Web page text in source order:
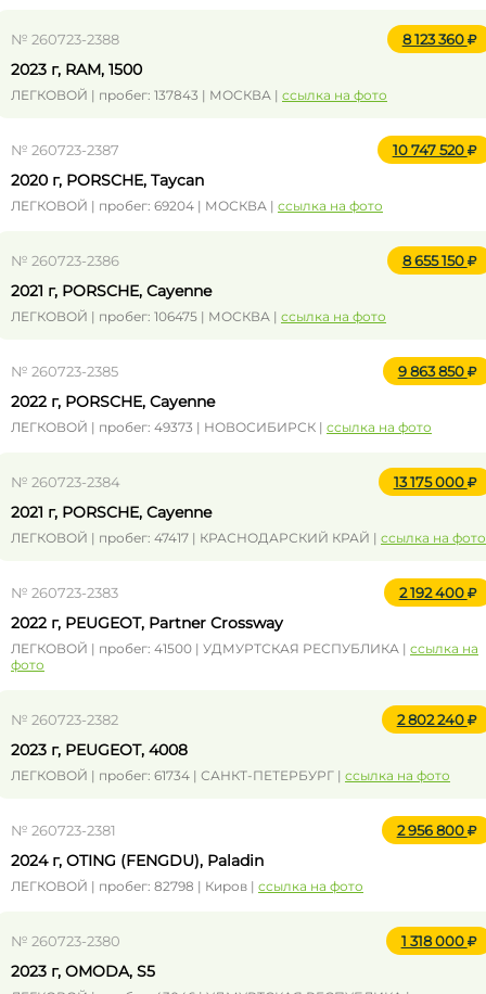
№ 260723-2388 8 123 360
2023 г, RAM, 1500
ЛЕГКОВОЙ | пробег: 137843 | МОСКВА | ссылка на фото
№ 260723-2387 10 747 520
2020 г, PORSCHE, Taycan
ЛЕГКОВОЙ | пробег: 69204 | МОСКВА | ссылка на фото
№ 260723-2386 8 655 150
2021 г, PORSCHE, Cayenne
ЛЕГКОВОЙ | пробег: 106475 | МОСКВА | ссылка на фото
№ 260723-2385 9 863 850
2022 г, PORSCHE, Cayenne
ЛЕГКОВОЙ | пробег: 49373 | НОВОСИБИРСК | ссылка на фото
№ 260723-2384 13 175 000
2021 г, PORSCHE, Cayenne
ЛЕГКОВОЙ | пробег: 47417 | КРАСНОДАРСКИЙ КРАЙ | ссылка на фото
№ 260723-2383 2 192 400
2022 г, PEUGEOT, Partner Crossway
ЛЕГКОВОЙ | пробег: 41500 | УДМУРТСКАЯ РЕСПУБЛИКА | ссылка на
фото
№ 260723-2382 2 802 240
2023 г, PEUGEOT, 4008
ЛЕГКОВОЙ | пробег: 61734 | САНКТ-ПЕТЕРБУРГ | ссылка на фото
№ 260723-2381 2 956 800
2024 г, OTING (FENGDU), Paladin
ЛЕГКОВОЙ | пробег: 82798 | Киров | ссылка на фото
№ 260723-2380 1 318 000
2023 г, OMODA, S5